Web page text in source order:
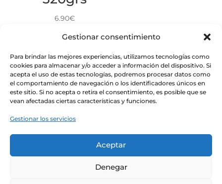
Gestionar consentimiento
Para brindar las mejores experiencias, utilizamos tecnologías como
cookies para almacenar y/o acceder a información del dispositivo. Si
acepta el uso de estas tecnologías, podremos procesar datos como
el comportamiento de navegación o los identificadores únicos en
este sitio. Si no acepta o retira el consentimiento, es posible que se
vean afectadas ciertas características y funciones.
Gestionar los servicios
Aceptar
Denegar
6.90€
Mermelada
extra de